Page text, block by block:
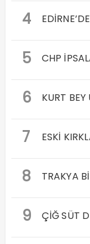
4
5 CHP
6 KURT
7 ESKİ
8 TRAKYA
9 ÇİĞ SÜT